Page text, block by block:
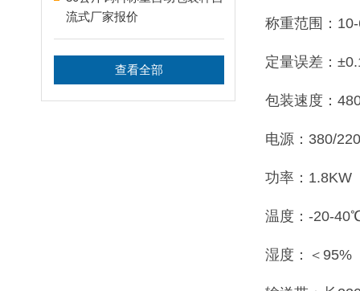
流式厂家报价
查看全部
称重范围：
定量误差：
包装速度：
电源：380/
功率：1.8KW
温度：-20-
湿度：＜95%